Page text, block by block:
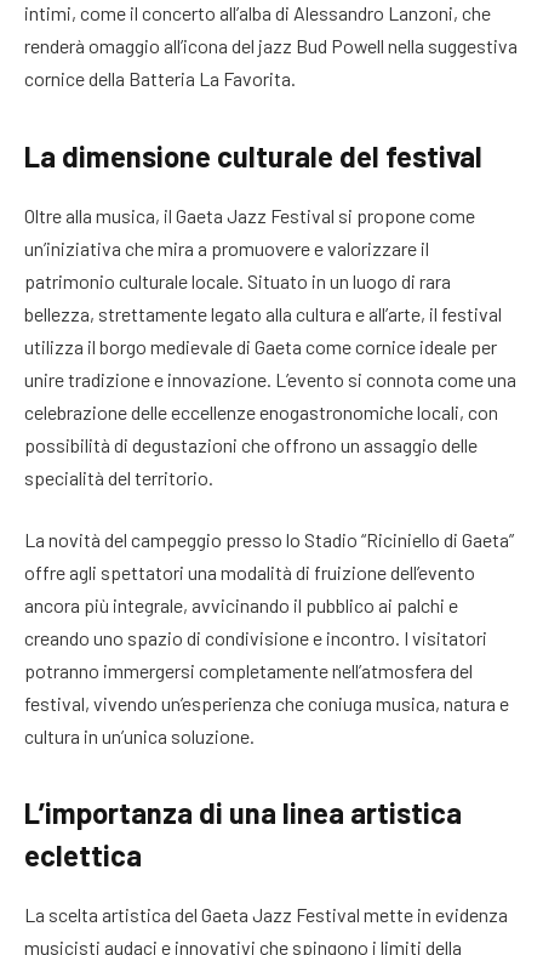
intimi, come il concerto all’alba di Alessandro Lanzoni, che
renderà omaggio all’icona del jazz Bud Powell nella suggestiva
cornice della Batteria La Favorita.
La dimensione culturale del festival
Oltre alla musica, il Gaeta Jazz Festival si propone come
un’iniziativa che mira a promuovere e valorizzare il
patrimonio culturale locale. Situato in un luogo di rara
bellezza, strettamente legato alla cultura e all’arte, il festival
utilizza il borgo medievale di Gaeta come cornice ideale per
unire tradizione e innovazione. L’evento si connota come una
celebrazione delle eccellenze enogastronomiche locali, con
possibilità di degustazioni che offrono un assaggio delle
specialità del territorio.
La novità del campeggio presso lo Stadio “Riciniello di Gaeta”
offre agli spettatori una modalità di fruizione dell’evento
ancora più integrale, avvicinando il pubblico ai palchi e
creando uno spazio di condivisione e incontro. I visitatori
potranno immergersi completamente nell’atmosfera del
festival, vivendo un’esperienza che coniuga musica, natura e
cultura in un’unica soluzione.
L’importanza di una linea artistica
eclettica
La scelta artistica del Gaeta Jazz Festival mette in evidenza
musicisti audaci e innovativi che spingono i limiti della